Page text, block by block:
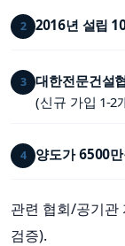
2 2016년 설립
3 대한전문건설
(신규 가입 1-2
4 양도가 6500
관련 협회/공기관
검증).